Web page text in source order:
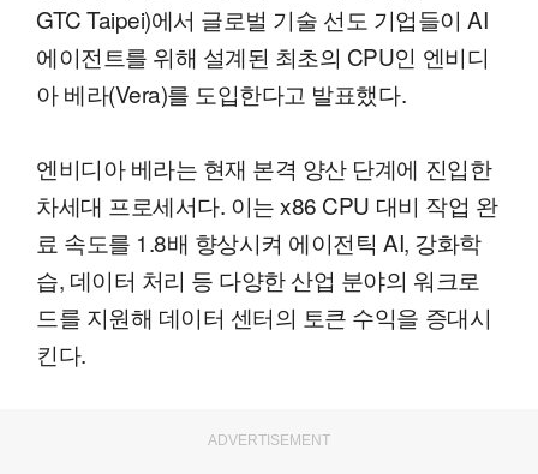
GTC Taipei)에서 글로벌 기술 선도 기업들이 AI
에이전트를 위해 설계된 최초의 CPU인 엔비디
아 베라(Vera)를 도입한다고 발표했다.
엔비디아 베라는 현재 본격 양산 단계에 진입한
차세대 프로세서다. 이는 x86 CPU 대비 작업 완
료 속도를 1.8배 향상시켜 에이전틱 AI, 강화학
습, 데이터 처리 등 다양한 산업 분야의 워크로
드를 지원해 데이터 센터의 토큰 수익을 증대시
킨다.
ADVERTISEMENT